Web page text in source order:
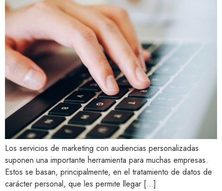
Los servicios de marketing con audiencias personalizadas
suponen una importante herramienta para muchas empresas.
Estos se basan, principalmente, en el tratamiento de datos de
carácter personal, que les permite llegar […]